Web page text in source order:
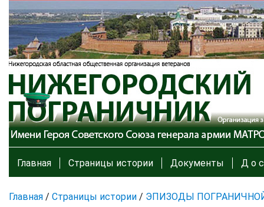
Главная Страницы истории Документы Д о с
Главная / Страницы истории / ЭПИЗОДЫ